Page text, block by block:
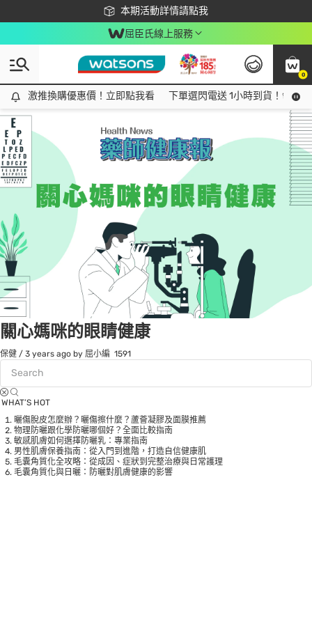
本期活動詳情請點我
下載app最高回饋$350
屈臣氏線上服務
0
激推換購優惠價！立即點我看
激推換購優惠價！立即點我看 下單選閃電送 1小時到貨！領神
Tag:維他命A1 item(s) found
關心媽咪的眼睛健康
保健 / 3 years ago by 屈小編 1591
WHAT’S HOT
曬傷脫皮怎麼辦？曬傷擦什麼？蘆薈凝膠及面膜推薦
物理防曬跟化學防曬哪個好？全面比較指南
敏感肌膚如何選擇防曬乳：專業指南
男性肌膚保養指南：從入門到進階，打造自信健康肌
毛囊角質化全攻略：從成因、症狀到完整治療與日常護理
毛囊角質化與日曬：防曬對肌膚健康的影響